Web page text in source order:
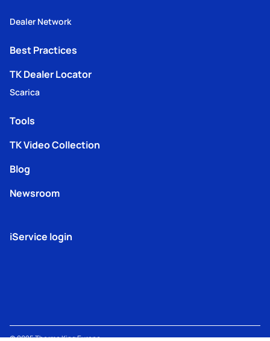
Dealer Network
Best Practices
TK Dealer Locator
Scarica
Tools
TK Video Collection
Blog
Newsroom
iService login
© 2025Thermo KingEurope –